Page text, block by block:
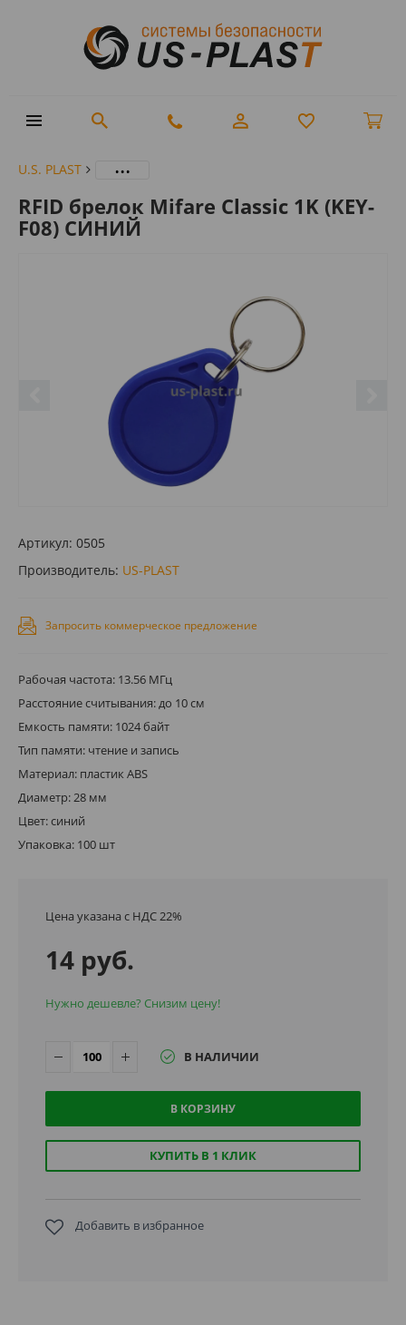
U.S. PLAST ...
RFID брелок Mifare Classic 1K (KEY-
F08) СИНИЙ
Артикул: 0505
Производитель: US-PLAST
Запросить коммерческое предложение
Рабочая частота: 13.56 МГц
Расстояние считывания: до 10 см
Емкость памяти: 1024 байт
Тип памяти: чтение и запись
Материал: пластик ABS
Диаметр: 28 мм
Цвет: синий
Упаковка: 100 шт
Цена указана с НДС 22%
14 руб.
Нужно дешевле? Снизим цену!
В НАЛИЧИИ
В КОРЗИНУ
КУПИТЬ В 1 КЛИК
Добавить в избранное